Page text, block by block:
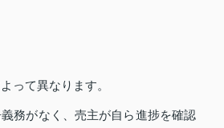
って異なります。
務がなく、売主が自ら進捗を確認